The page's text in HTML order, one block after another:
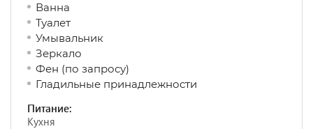
Ванна
Туалет
Умывальник
Зеркало
Фен (по запросу)
Гладильные принадлежности
Питание:
Кухня